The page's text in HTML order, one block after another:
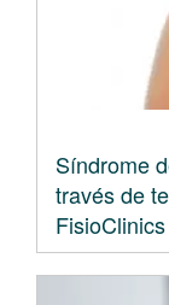
Síndrome
través de